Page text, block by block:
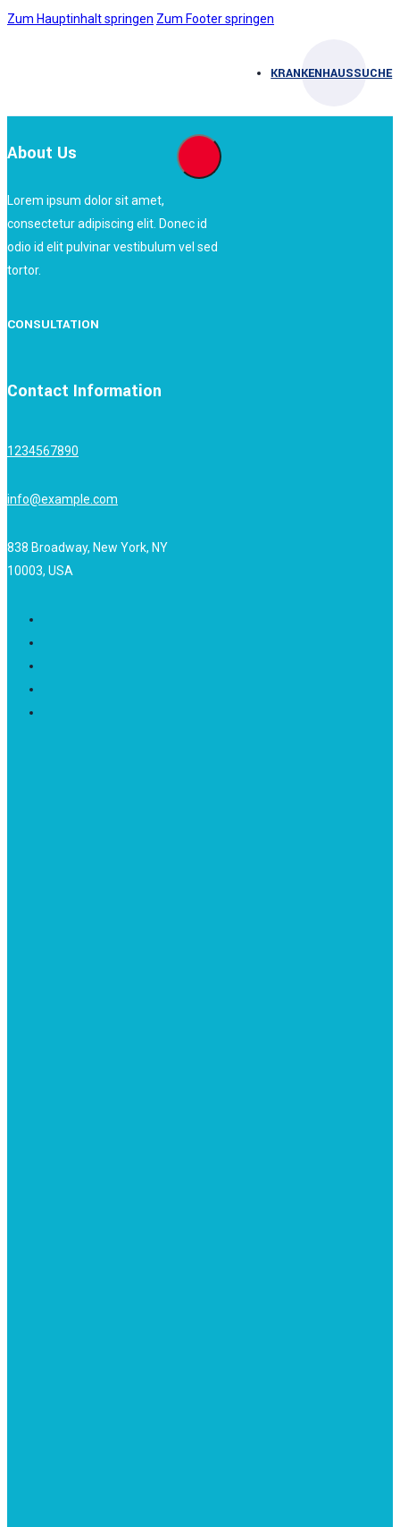
Zum Hauptinhalt springen Zum Footer springen
KRANKENHAUSSUCHE
About Us
Lorem ipsum dolor sit amet,
consectetur adipiscing elit. Donec id
odio id elit pulvinar vestibulum vel sed
tortor.
CONSULTATION
Contact Information
1234567890
info@example.com
838 Broadway, New York, NY
10003, USA